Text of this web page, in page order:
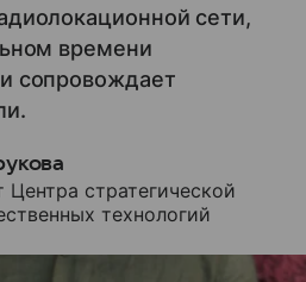
сети,
времени
сопровождает
стратегической
технологий